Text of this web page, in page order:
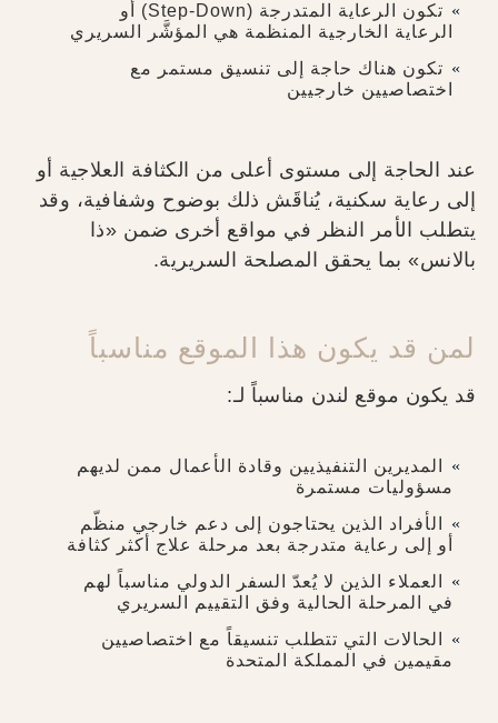
تكون الرعاية المتدرجة (Step-Down) أو
الرعاية الخارجية المنظمة هي المؤشَّر السريري
تكون هناك حاجة إلى تنسيق مستمر مع
اختصاصيين خارجيين
عند الحاجة إلى مستوى أعلى من الكثافة العلاجية أو
إلى رعاية سكنية، يُناقَش ذلك بوضوح وشفافية، وقد
يتطلب الأمر النظر في مواقع أخرى ضمن «ذا
بالانس» بما يحقق المصلحة السريرية.
لمن قد يكون هذا الموقع مناسباً
قد يكون موقع لندن مناسباً لـ:
المديرين التنفيذيين وقادة الأعمال ممن لديهم
مسؤوليات مستمرة
الأفراد الذين يحتاجون إلى دعم خارجي منظّم
أو إلى رعاية متدرجة بعد مرحلة علاج أكثر كثافة
العملاء الذين لا يُعدّ السفر الدولي مناسباً لهم
في المرحلة الحالية وفق التقييم السريري
الحالات التي تتطلب تنسيقاً مع اختصاصيين
مقيمين في المملكة المتحدة